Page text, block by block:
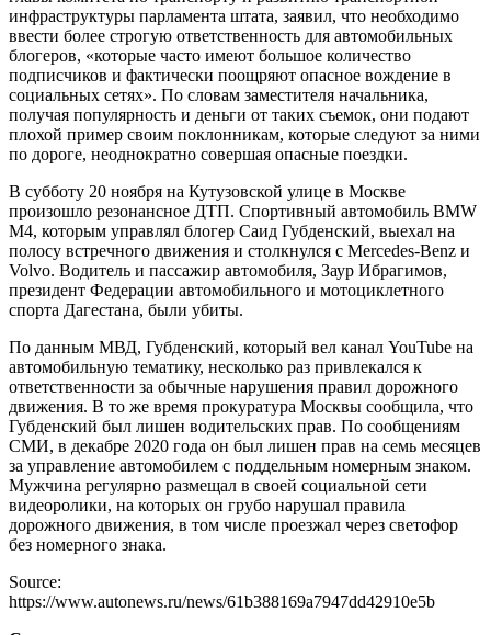
инфраструктуры парламента штата, заявил, что необходимо
ввести более строгую ответственность для автомобильных
блогеров, «которые часто имеют большое количество
подписчиков и фактически поощряют опасное вождение в
социальных сетях». По словам заместителя начальника,
получая популярность и деньги от таких съемок, они подают
плохой пример своим поклонникам, которые следуют за ними
по дороге, неоднократно совершая опасные поездки.
В субботу 20 ноября на Кутузовской улице в Москве
произошло резонансное ДТП. Спортивный автомобиль BMW
M4, которым управлял блогер Саид Губденский, выехал на
полосу встречного движения и столкнулся с Mercedes-Benz и
Volvo. Водитель и пассажир автомобиля, Заур Ибрагимов,
президент Федерации автомобильного и мотоциклетного
спорта Дагестана, были убиты.
По данным МВД, Губденский, который вел канал YouTube на
автомобильную тематику, несколько раз привлекался к
ответственности за обычные нарушения правил дорожного
движения. В то же время прокуратура Москвы сообщила, что
Губденский был лишен водительских прав. По сообщениям
СМИ, в декабре 2020 года он был лишен прав на семь месяцев
за управление автомобилем с поддельным номерным знаком.
Мужчина регулярно размещал в своей социальной сети
видеоролики, на которых он грубо нарушал правила
дорожного движения, в том числе проезжал через светофор
без номерного знака.
Source:
https://www.autonews.ru/news/61b388169a7947dd42910e5b